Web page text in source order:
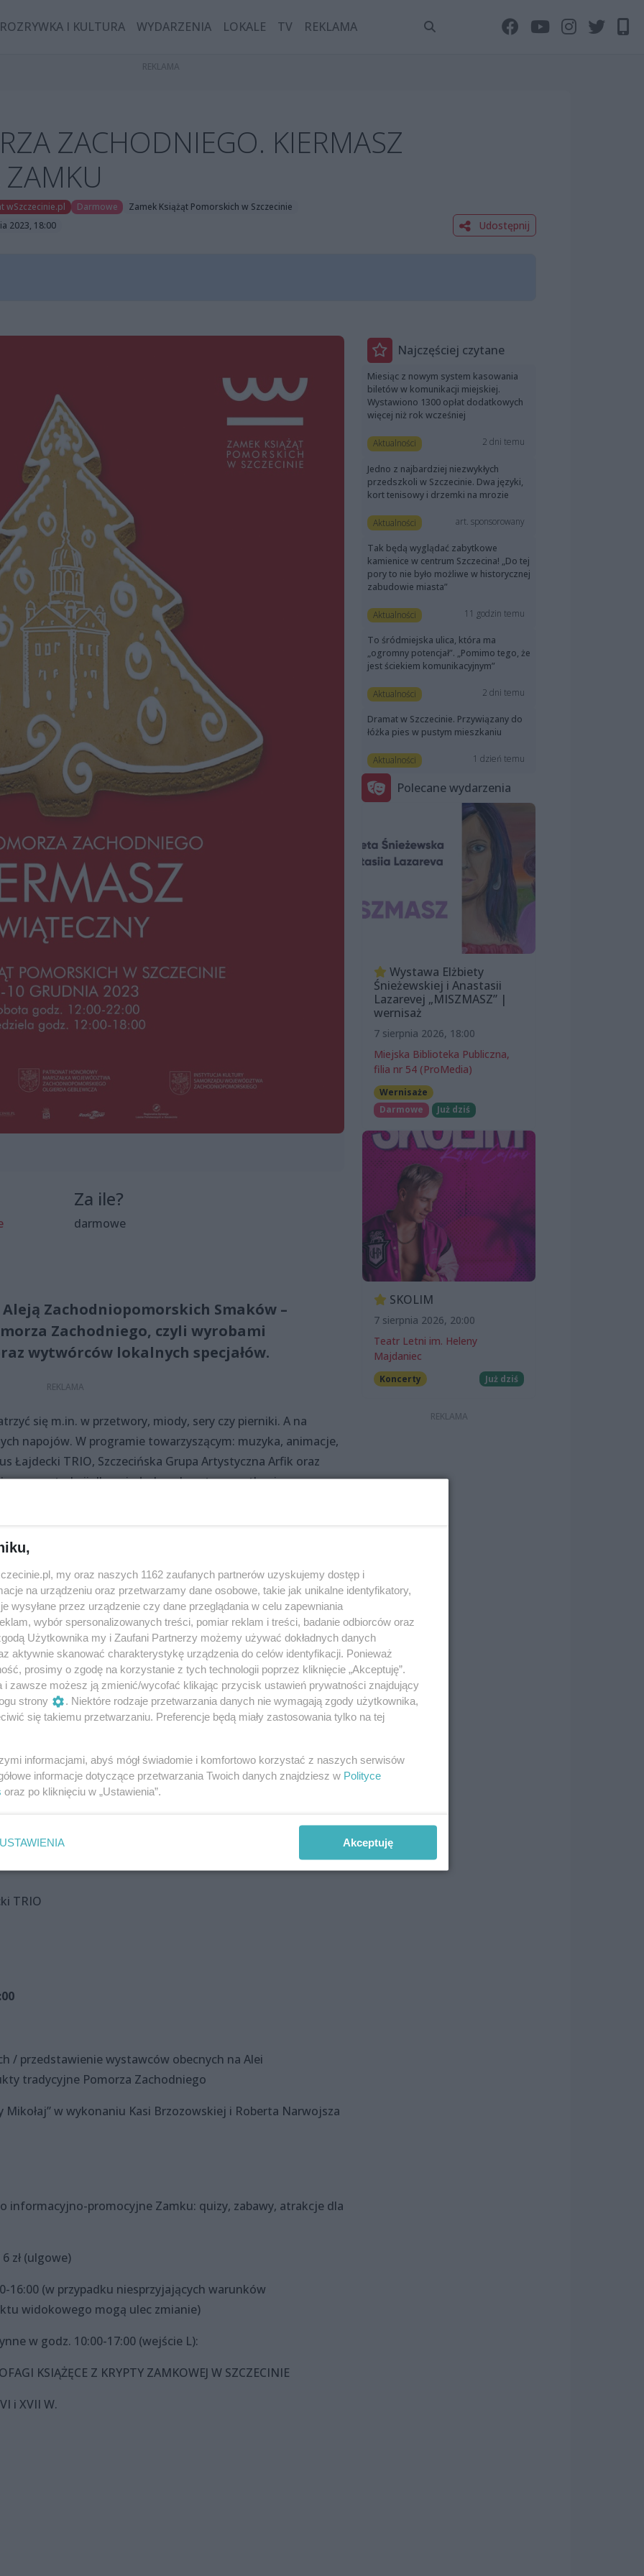
ROZRYWKA I KULTURA WYDARZENIA LOKALE TV REKLAMA
ZACHODNIEGO. KIERMASZ
wSzczecinie.pl Darmowe
Zamek Książąt Pomorskich w Szczecinie
2023, 18:00
Udostępnij
Za ile?
darmowe
Zachodniopomorskich Smaków –
Zachodniego, czyli wyrobami
wytwórców lokalnych specjałów.
się m.in. w przetwory, miody, sery czy pierniki. A na
napojów. W programie towarzyszącym: muzyka, animacje,
Łajdecki TRIO, Szczecińska Grupa Artystyczna Arfik oraz
sporo atrakcji dla najmłodszych, w tym spotkanie ze
wydarzenia jest Województwo Zachodniopomorskie.
wystawców obecnych na Alei
tradycyjne Pomorza Zachodniego
pod dyrekcją Ludwiki Mitkiewicz
program animacyjny dla dzieci
Arfik
TRIO
/ przedstawienie wystawców obecnych na Alei
tradycyjne Pomorza Zachodniego
Mikołaj” w wykonaniu Kasi Brzozowskiej i Roberta Narwojsza
informacyjno-promocyjne Zamku: quizy, zabawy, atrakcje dla
zł (ulgowe)
16:00 (w przypadku niesprzyjających warunków
widokowego mogą ulec zmianie)
w godz. 10:00-17:00 (wejście L):
KSIĄŻĘCE Z KRYPTY ZAMKOWEJ W SZCZECINIE
i XVII W.
Najczęściej czytane
Miesiąc z nowym system kasowania
biletów w komunikacji miejskiej.
Wystawiono 1300 opłat dodatkowych
więcej niż rok wcześniej
Aktualności 2 dni temu
Jedno z najbardziej niezwykłych
przedszkoli w Szczecinie. Dwa języki,
kort tenisowy i drzemki na mrozie
Aktualności art. sponsorowany
Tak będą wyglądać zabytkowe
kamienice w centrum Szczecina! „Do tej
pory to nie było możliwe w historycznej
zabudowie miasta”
Aktualności 11 godzin temu
To śródmiejska ulica, która ma
„ogromny potencjał”. „Pomimo tego, że
jest ściekiem komunikacyjnym”
Aktualności 2 dni temu
Dramat w Szczecinie. Przywiązany do
łóżka pies w pustym mieszkaniu
Aktualności 1 dzień temu
Polecane wydarzenia
Wystawa Elżbiety
Śnieżewskiej i Anastasii
Lazarevej „MISZMASZ” |
wernisaż
7 sierpnia 2026, 18:00
Miejska Biblioteka Publiczna,
filia nr 54 (ProMedia)
Wernisaże
Darmowe
Już dziś
SKOLIM
7 sierpnia 2026, 20:00
Teatr Letni im. Heleny
Majdaniec
Koncerty Już dziś
my oraz naszych 1162 zaufanych partnerów uzyskujemy dostęp i
na urządzeniu oraz przetwarzamy dane osobowe, takie jak unikalne identyfikatory,
wysyłane przez urządzenie czy dane przeglądania w celu zapewniania
wybór spersonalizowanych treści, pomiar reklam i treści, badanie odbiorców oraz
Użytkownika my i Zaufani Partnerzy możemy używać dokładnych danych
aktywnie skanować charakterystykę urządzenia do celów identyfikacji. Ponieważ
prosimy o zgodę na korzystanie z tych technologii poprzez kliknięcie „Akceptuję”.
i zawsze możesz ją zmienić/wycofać klikając przycisk ustawień prywatności znajdujący
strony
. Niektóre rodzaje przetwarzania danych nie wymagają zgody użytkownika,
się takiemu przetwarzaniu. Preferencje będą miały zastosowania tylko na tej
informacjami, abyś mógł świadomie i komfortowo korzystać z naszych serwisów
informacje dotyczące przetwarzania Twoich danych znajdziesz w Polityce
oraz po kliknięciu w „Ustawienia”.
USTAWIENIA Akceptuję